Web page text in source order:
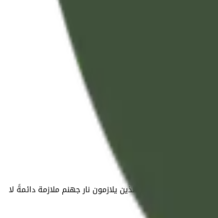
والكفار هم الذين يلازمون نار جهنم ملازمة دائمةً لا